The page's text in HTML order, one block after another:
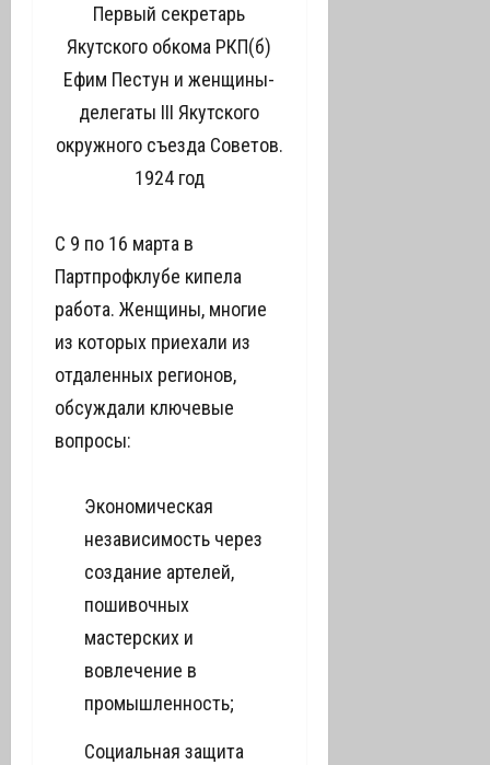
Первый секретарь
Якутского обкома РКП(б)
Ефим Пестун и женщины-
делегаты III Якутского
окружного съезда Советов.
1924 год
С 9 по 16 марта в
Партпрофклубе кипела
работа. Женщины, многие
из которых приехали из
отдаленных регионов,
обсуждали ключевые
вопросы:
Экономическая
независимость через
создание артелей,
пошивочных
мастерских и
вовлечение в
промышленность;
Социальная защита